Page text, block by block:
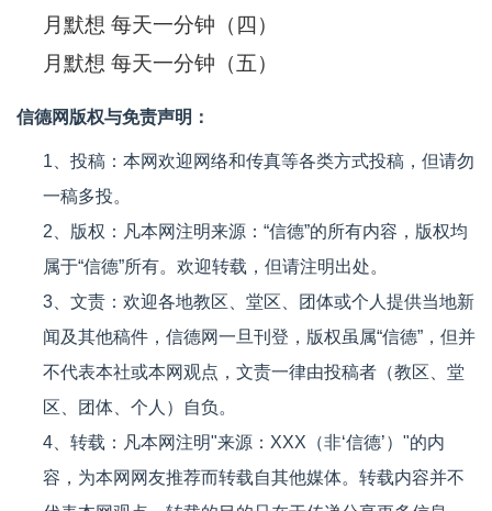
月默想 每天一分钟（四）
月默想 每天一分钟（五）
信德网版权与免责声明：
1、投稿：本网欢迎网络和传真等各类方式投稿，但请勿
一稿多投。
2、版权：凡本网注明来源：“信德”的所有内容，版权均
属于“信德”所有。欢迎转载，但请注明出处。
3、文责：欢迎各地教区、堂区、团体或个人提供当地新
闻及其他稿件，信德网一旦刊登，版权虽属“信德”，但并
不代表本社或本网观点，文责一律由投稿者（教区、堂
区、团体、个人）自负。
4、转载：凡本网注明"来源：XXX（非‘信德’）"的内
容，为本网网友推荐而转载自其他媒体。转载内容并不